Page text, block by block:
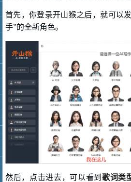
首先，你登录开山猴之后，就可以
手”的全新角色。
然后，点击进去，可以看到 歌词类